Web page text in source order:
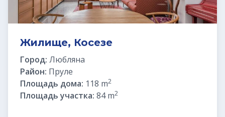
Жилище, Косезе
Город: Любляна
Район: Пруле
Площадь дома: 118 m2
Площадь участка: 84 m2